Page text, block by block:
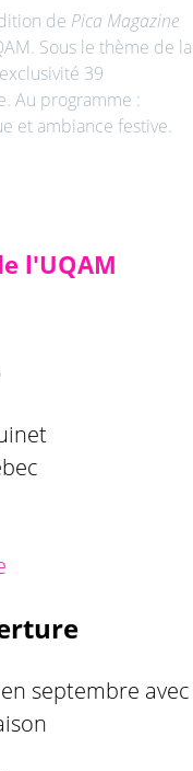
de Pica Magazine
Sous le thème de la
39
Au programme :
et ambiance festive.
l'UQAM
septembre avec